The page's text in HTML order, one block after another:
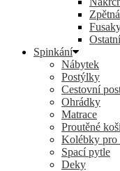
Spinkání
Nábytek
Postýlky
Cestovní
Ohrádky
Matrace
Proutěné
Kolébky pro
Spací pytle
Deky